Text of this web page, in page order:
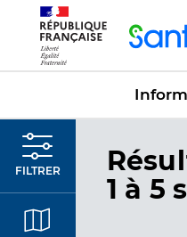
FILTRER
1 à 5
Panneau de gestion des cookies